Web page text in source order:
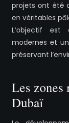
projets ont été
en véritables
L’objectif est
modernes et
préservant
Les zones
Dubaï